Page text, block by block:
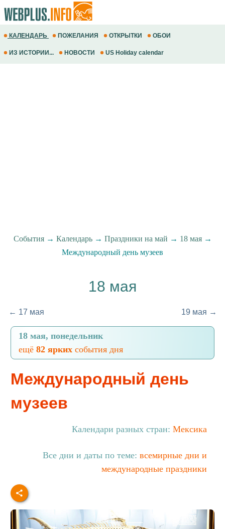
КАЛЕНДАРЬ ПОЖЕЛАНИЯ ОТКРЫТКИ ОБОИ
ИЗ ИСТОРИИ... НОВОСТИ US Holiday calendar
События→ Календарь→ Праздники на май → 18 мая→
Международный день музеев
18 мая
← 17 мая 19 мая →
18 мая, понедельник
ещё 82 ярких события дня
Международный день
музеев
Календари разных стран: Мексика
Все дни и даты по теме: всемирные дни и
международные праздники